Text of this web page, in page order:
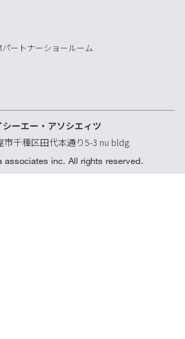
ートナーショールーム
ーエー・アソシエィツ
市千種区田代本通り5-3 nu bldg.
associates inc. All rights reserved.